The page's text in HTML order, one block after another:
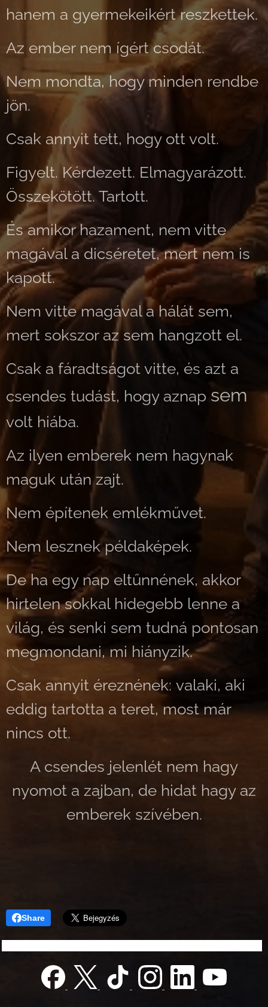
hanem a gyermekeikért reszkettek.
Az ember nem ígért csodát.
Nem mondta, hogy minden rendbe
jön.
Csak annyit tett, hogy ott volt.
Figyelt. Kérdezett. Elmagyarázott.
Összekötött. Tartott.
És amikor hazament, nem vitte
magával a dicséretet, mert nem is
kapott.
Nem vitte magával a hálát sem,
mert sokszor az sem hangzott el.
Csak a fáradtságot vitte, és azt a
csendes tudást, hogy aznap sem
volt hiába.
Az ilyen emberek nem hagynak
maguk után zajt.
Nem építenek emlékművet.
Nem lesznek példaképek.
De ha egy nap eltűnnének, akkor
hirtelen sokkal hidegebb lenne a
világ, és senki sem tudná pontosan
megmondani, mi hiányzik.
Csak annyit éreznének: valaki, aki
eddig tartotta a teret, most már
nincs ott.
A csendes jelenlét nem hagy
nyomot a zajban, de hidat hagy az
emberek szívében.
Share